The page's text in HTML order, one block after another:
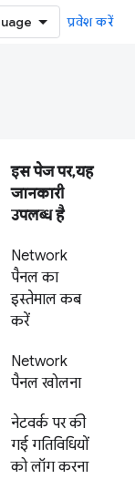
प्रवेश करें
इस पेज पर, यह
जानकारी
उपलब्ध है
Network
पैनल का
इस्तेमाल कब
करें
Network
पैनल खोलना
नेटवर्क पर की
गई गतिविधियों
को लॉग करना